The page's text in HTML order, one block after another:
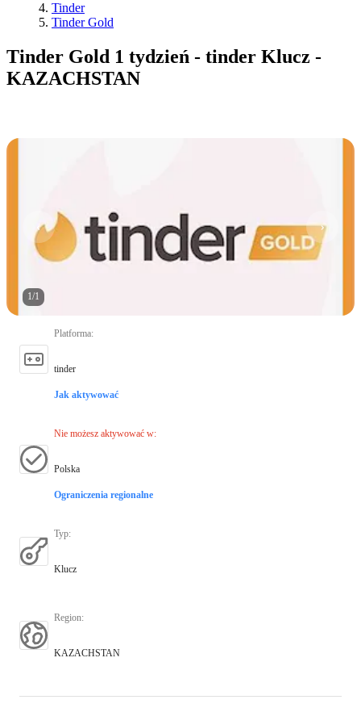
Tinder
Tinder Gold
Tinder Gold 1 tydzień - tinder Klucz -
KAZACHSTAN
1/1
Platforma:
tinder
Jak aktywować
Nie możesz aktywować w:
Polska
Ograniczenia regionalne
Typ:
Klucz
Region:
KAZACHSTAN